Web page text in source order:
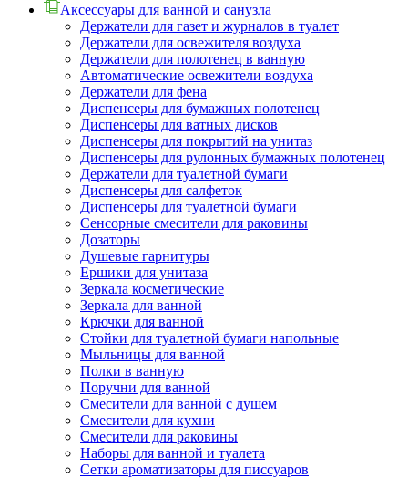
Аксессуары для ванной и санузла
Держатели для газет и журналов в туалет
Держатели для освежителя воздуха
Держатели для полотенец в ванную
Автоматические освежители воздуха
Держатели для фена
Диспенсеры для бумажных полотенец
Диспенсеры для ватных дисков
Диспенсеры для покрытий на унитаз
Диспенсеры для рулонных бумажных полотенец
Держатели для туалетной бумаги
Диспенсеры для салфеток
Диспенсеры для туалетной бумаги
Сенсорные смесители для раковины
Дозаторы
Душевые гарнитуры
Ершики для унитаза
Зеркала косметические
Зеркала для ванной
Крючки для ванной
Стойки для туалетной бумаги напольные
Мыльницы для ванной
Полки в ванную
Поручни для ванной
Смесители для ванной с душем
Смесители для кухни
Смесители для раковины
Наборы для ванной и туалета
Сетки ароматизаторы для писсуаров